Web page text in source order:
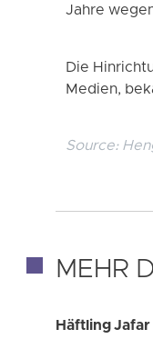
Jahre
Die
Medien,
Source:
MEHR
Häftling